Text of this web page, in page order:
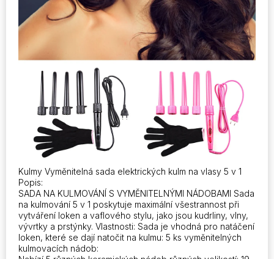
Kulmy Vyměnitelná sada elektrických kulm na vlasy 5 v 1
Popis:
SADA NA KULMOVÁNÍ S VYMĚNITELNÝMI NÁDOBAMI Sada
na kulmování 5 v 1 poskytuje maximální všestrannost při
vytváření loken a vaflového stylu, jako jsou kudrliny, vlny,
vývrtky a prstýnky. Vlastnosti: Sada je vhodná pro natáčení
loken, které se dají natočit na kulmu: 5 ks vyměnitelných
kulmovacích nádob: